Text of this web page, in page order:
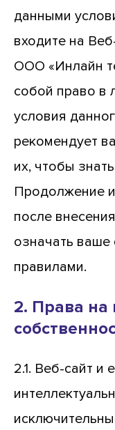
данными
входите на
ООО «Инлайн
собой право в
условия
рекомендует
их, чтобы
Продолжение
после
означать ваше
правилами.
2. Права на
2.1. Веб-сайт и